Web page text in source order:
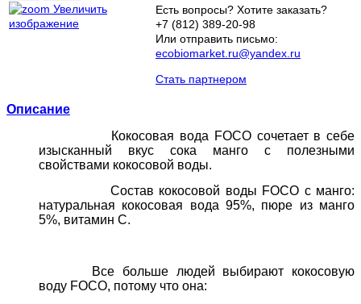
Увеличить
изображение
Есть вопросы? Хотите заказать?
+7 (812) 389-20-98
Или отправить письмо:
ecobiomarket.ru@yandex.ru
Стать партнером
Описание
Кокосовая вода FOCO сочетает в себе
изысканный вкус сока манго с полезными
свойствами кокосовой воды.
Состав кокосовой воды FOCO с манго:
натуральная кокосовая вода 95%, пюре из манго
5%, витамин С.
Все больше людей выбирают кокосовую
воду FOCO, потому что она: